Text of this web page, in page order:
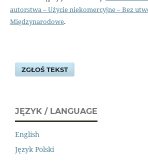
autorstwa – Użycie niekomercyjne – Bez
Międzynarodowe.
ZGŁOŚ TEKST
JĘZYK / LANGUAGE
English
Język Polski